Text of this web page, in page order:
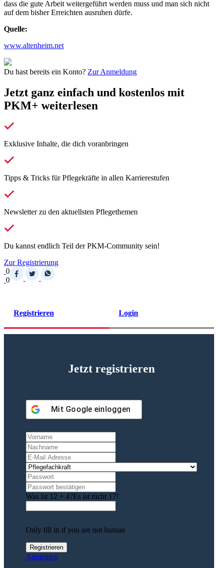
dass die gute Arbeit weitergeführt werden muss und man sich nicht
auf dem bisher Erreichten ausruhen dürfe.
Quelle:
www.altenheim.net
Du hast bereits ein Konto? Zur Anmeldung
Jetzt ganz einfach und kostenlos mit
PKM+ weiterlesen
Exklusive Inhalte, die dich voranbringen
Tipps & Tricks für Pflegekräfte in allen Karrierestufen
Newsletter zu den aktuellsten Pflegethemen
Du kannst endlich Teil der PKM-Community sein!
Zur Registrierung
0
0
Registrieren Login
Jetzt registrieren
Mit Google einloggen
Was ist 12 + 4?Es ist nicht 17!
Only fill in if you are not human
Anmelden